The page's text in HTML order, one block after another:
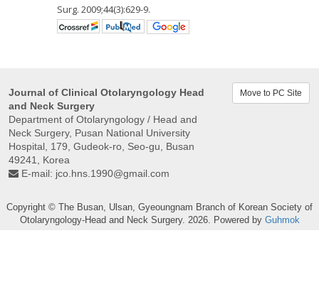
Surg. 2009;44(3):629-9.
Journal of Clinical Otolaryngology Head
and Neck Surgery
Department of Otolaryngology / Head and
Neck Surgery, Pusan ​​National University
Hospital, 179, Gudeok-ro, Seo-gu, Busan
49241, Korea
E-mail: jco.hns.1990@gmail.com
Move to PC Site
Copyright © The Busan, Ulsan, Gyeoungnam Branch of Korean Society of
Otolaryngology-Head and Neck Surgery. 2026. Powered by Guhmok